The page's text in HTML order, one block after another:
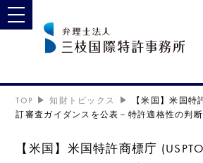
toggle navigation
TOP 知財トピックス
【米国】米国特
訂審査ガイダンスを公表－特許適格性の判
【米国】米国特許商標庁